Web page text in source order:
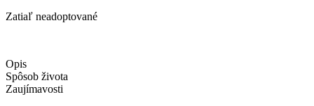
Zatiaľ neadoptované
Opis
Spôsob života
Zaujímavosti